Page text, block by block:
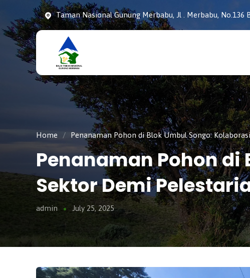
Taman Nasional Gunung Merbabu, Jl . Merbabu, No.136
Taman
Nasiona
Gunung
Merbabu
tngunungmerbabu,
tamannasional,
gunungmerbabu,
Home / Penanaman Pohon di Blok Umbul Songo:
Penanaman Pohon di
Sektor Demi
admin July 25, 2025